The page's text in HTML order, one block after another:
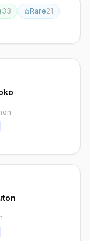
33 Rare21